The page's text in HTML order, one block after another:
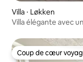
Villa ⋅ Løkken
Villa élégante avec
Coup de cœur
Coup de cœur